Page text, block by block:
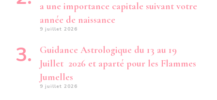
a une importance capitale suivant votre
année de naissance
9 juillet 2026
Guidance Astrologique du 13 au 19
Juillet 2026 et aparté pour les Flammes
Jumelles
9 juillet 2026